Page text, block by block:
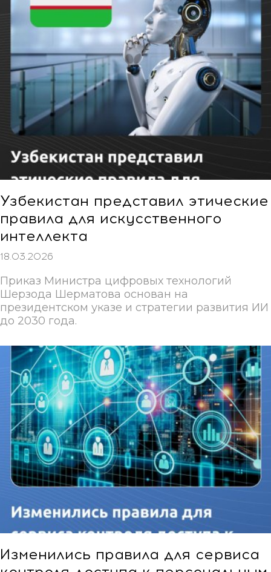
Узбекистан представил этические
правила для искусственного
интеллекта
18.03.2026
Приказ Министра цифровых технологий
Шерзода Шерматова основан на
президентском указе и стратегии развития ИИ
до 2030 года.
Изменились правила для сервиса